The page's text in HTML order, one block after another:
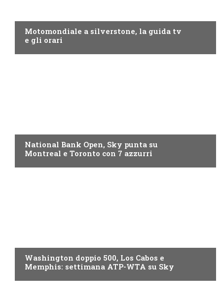
Motomondiale a silverstone, la guida tv
e gli orari
National Bank Open, Sky punta su
Montreal e Toronto con 7 azzurri
Washington doppio 500, Los Cabos e
Memphis: settimana ATP-WTA su Sky